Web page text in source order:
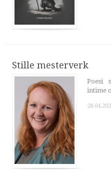
Stille mesterverk
Poesi
intime